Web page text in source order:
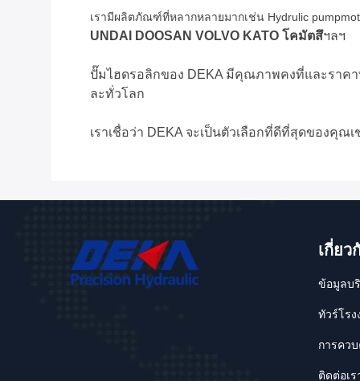
เรามีผลิตภัณฑ์ที่หลากหลายมากเช่น Hydrulic
UNDAI DOOSAN VOLVO KATO โคมัตสึฯลฯ
ปั๊มไฮดรอลิกของ DEKA มีคุณภาพคงที่และราคา
ละทั่วโลก
เราเชื่อว่า DEKA จะเป็นตัวเลือกที่ดีที่สุดของคุ
เกี่ยว
ข้อมูลบ
ทัวร์โรง
การคว
ติดต่อเร